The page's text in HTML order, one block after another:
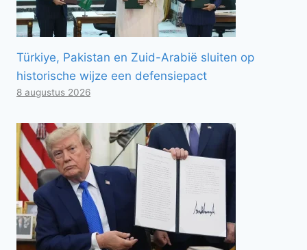
Türkiye, Pakistan en Zuid-Arabië sluiten op
historische wijze een defensiepact
8 augustus 2026